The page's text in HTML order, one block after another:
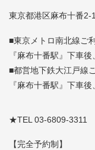
東京都港区麻布十番2-
■東京メトロ南北線ご
『麻布十番駅』下車
■都営地下鉄大江戸線
『麻布十番駅』下車
★TEL 03-6809-3311
【完全予約制】